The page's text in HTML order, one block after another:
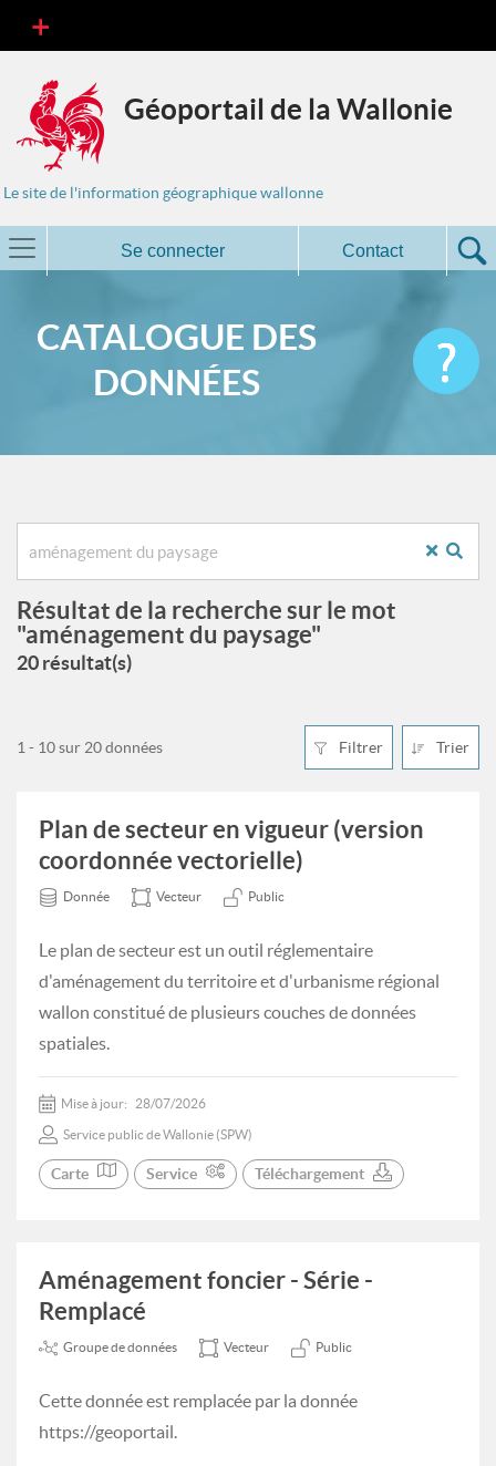
Géoportail de la Wallonie
Le site de l'information géographique wallonne
Se connecter Contact
CATALOGUE DES
DONNÉES
Résultat de la recherche sur le mot
"aménagement du paysage"
20 résultat(s)
Filtrer Trier
1 - 10 sur 20 données
Plan de secteur en vigueur (version
coordonnée vectorielle)
Donnée Vecteur Public
Le plan de secteur est un outil réglementaire
d'aménagement du territoire et d'urbanisme régional
wallon constitué de plusieurs couches de données
spatiales.
Mise à jour: 28/07/2026
Service public de Wallonie (SPW)
Carte Service Téléchargement
Aménagement foncier - Série -
Remplacé
Groupe de données Vecteur Public
Cette donnée est remplacée par la donnée
https://geoportail.